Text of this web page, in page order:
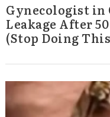
Gynecologist in
Leakage After
(Stop Doing